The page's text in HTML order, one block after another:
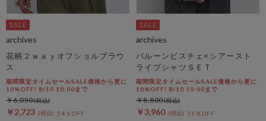
archives
花柄２ｗａｙオフショルブラウ
ス
期間限定タイムセールSALE価格から更に
10%OFF! 8/10 10:00まで
￥6,050
￥2,723 54％OFF
archives
バルーンビスチェ×シアースト
ライプシャツＳＥＴ
期間限定タイムセールSALE価格から更に
10%OFF! 8/10 10:00まで
￥8,800
￥3,960 55％OFF